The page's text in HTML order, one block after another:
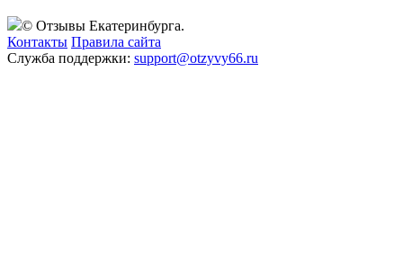
© Отзывы Екатеринбурга.
Контакты Правила сайта
Служба поддержки: support@otzyvy66.ru